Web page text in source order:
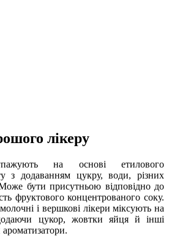
лікеру
на основі етилового
з додаванням цукру, води, різних
Може бути присутньою відповідно до
фруктового концентрованого соку.
і вершкові лікери міксують на
цукор, жовтки яйця й інші